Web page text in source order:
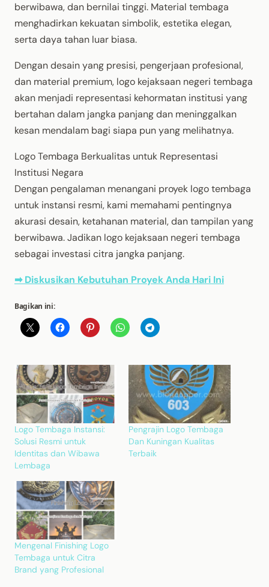
berwibawa, dan bernilai tinggi. Material tembaga
menghadirkan kekuatan simbolik, estetika elegan,
serta daya tahan luar biasa.
Dengan desain yang presisi, pengerjaan profesional,
dan material premium, logo kejaksaan negeri tembaga
akan menjadi representasi kehormatan institusi yang
bertahan dalam jangka panjang dan meninggalkan
kesan mendalam bagi siapa pun yang melihatnya.
Logo Tembaga Berkualitas untuk Representasi
Institusi Negara
Dengan pengalaman menangani proyek logo tembaga
untuk instansi resmi, kami memahami pentingnya
akurasi desain, ketahanan material, dan tampilan yang
berwibawa. Jadikan logo kejaksaan negeri tembaga
sebagai investasi citra jangka panjang.
➡ Diskusikan Kebutuhan Proyek Anda Hari Ini
Bagikan ini:
Logo Tembaga Instansi:
Solusi Resmi untuk
Identitas dan Wibawa
Lembaga
Pengrajin Logo Tembaga
Dan Kuningan Kualitas
Terbaik
Mengenal Finishing Logo
Tembaga untuk Citra
Brand yang Profesional